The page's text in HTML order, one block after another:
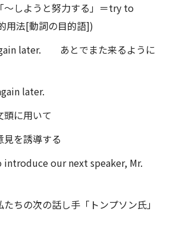
～しようと努力する」＝try to
用法[動詞の目的語])
later. あとでまた来るように
later.
頭に用いて
を誘導する
introduce our next speaker, Mr.
ちの次の話し手「トンプソン氏」